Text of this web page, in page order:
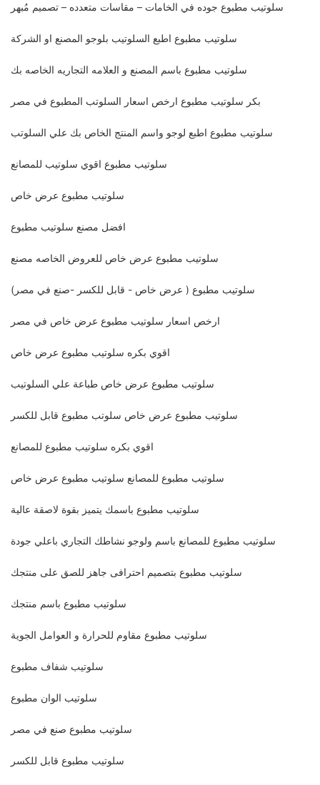
سلوتيب مطبوع جوده في الخامات – مقاسات متعدده – تصميم مُبهر
سلوتيب مطبوع اطبع السلوتيب بلوجو المصنع او الشركة
سلوتيب مطبوع باسم المصنع و العلامه التجاريه الخاصه بك
بكر سلوتيب مطبوع ارخص اسعار السلوتب المطبوع في مصر
سلوتيب مطبوع اطبع لوجو واسم المنتج الخاص بك علي السلوتب
سلوتيب مطبوع اقوي سلوتيب للمصانع
سلوتيب مطبوع عرض خاص
افضل مصنع سلوتيب مطبوع
سلوتيب مطبوع عرض خاص للعروض الخاصه مصنع
سلوتيب مطبوع ( عرض خاص - قابل للكسر -صنع في مصر)
ارخص اسعار سلوتيب مطبوع عرض خاص في مصر
اقوي بكره سلوتيب مطبوع عرض خاص
سلوتيب مطبوع عرض خاص طباعة علي السلوتيب
سلوتيب مطبوع عرض خاص سلوتب مطبوع قابل للكسر
اقوي بكره سلوتيب مطبوع للمصانع
سلوتيب مطبوع للمصانع سلوتيب مطبوع عرض خاص
سلوتيب مطبوع باسمك يتميز بقوة لاصقة عالية
سلوتيب مطبوع للمصانع باسم ولوجو نشاطك التجاري باعلي جودة
سلوتيب مطبوع بتصميم احترافى جاهز للصق على منتجك
سلوتيب مطبوع باسم منتجك
سلوتيب مطبوع مقاوم للحرارة و العوامل الجوية
سلوتيب شفاف مطبوع
سلوتيب الوان مطبوع
سلوتيب مطبوع صنع في مصر
سلوتيب مطبوع قابل للكسر